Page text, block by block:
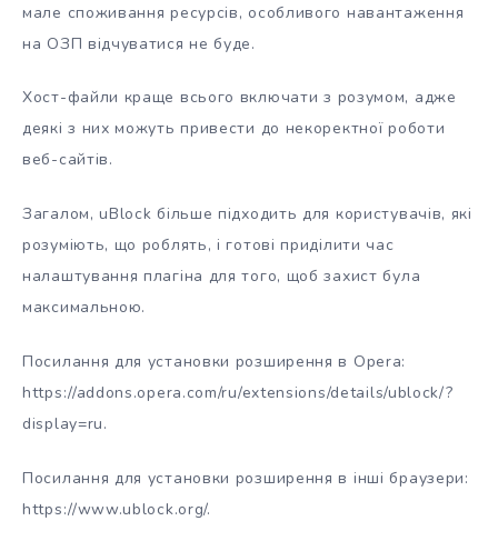
мале споживання ресурсів, особливого навантаження
на ОЗП відчуватися не буде.
Хост-файли краще всього включати з розумом, адже
деякі з них можуть привести до некоректної роботи
веб-сайтів.
Загалом, uBlock більше підходить для користувачів, які
розуміють, що роблять, і готові приділити час
налаштування плагіна для того, щоб захист була
максимальною.
Посилання для установки розширення в Opera:
https://addons.opera.com/ru/extensions/details/ublock/?
display=ru.
Посилання для установки розширення в інші браузери:
https://www.ublock.org/.